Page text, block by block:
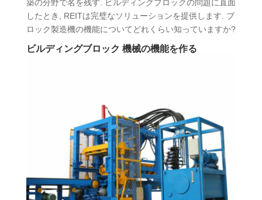
築の分野で名を残す. ビルディングブロックの問題に直面
したとき, REITは完璧なソリューションを提供します. ブ
ロック製造機の機能についてどれくらい知っていますか?
ビルディングブロック 機械の機能を作る